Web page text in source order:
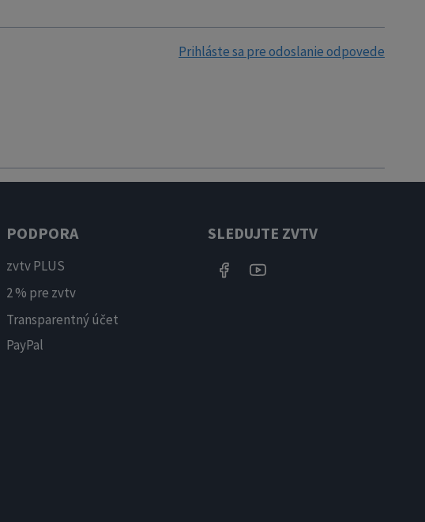
Prihláste sa pre odoslanie odpovede
PODPORA
zvtv PLUS
2 % pre zvtv
Transparentný účet
PayPal
SLEDUJTE ZVTV